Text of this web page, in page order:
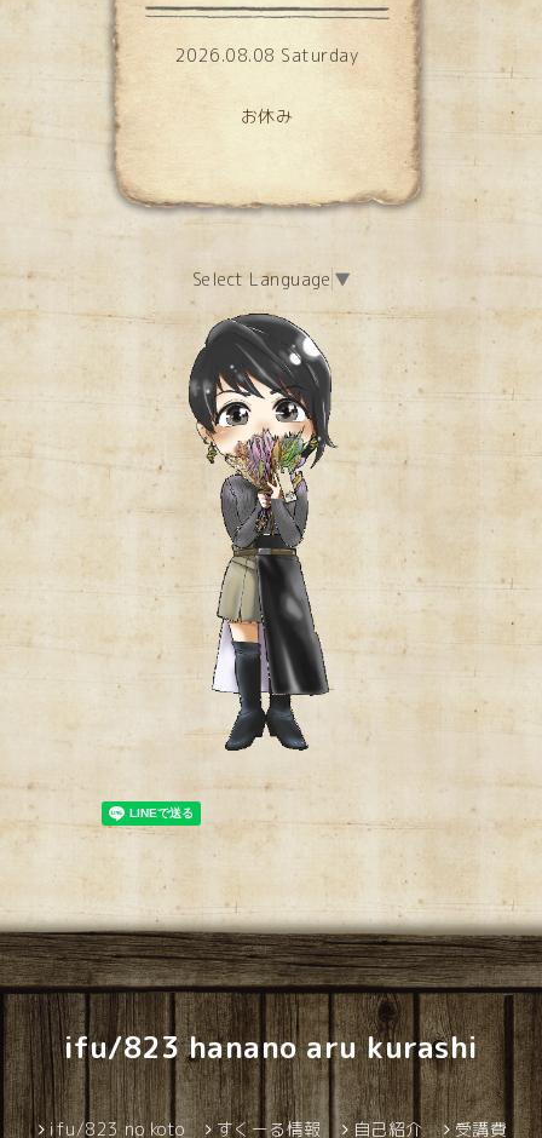
2026.08.08 Saturday
お休み
Select Language ▼
ifu/823 hanano aru kurashi
ifu/823 no koto すくーる情報 自己紹介 受講費